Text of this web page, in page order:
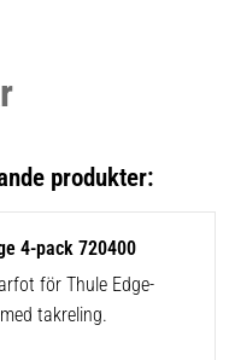
4-pack 720400
för Thule Edge-
takreling.